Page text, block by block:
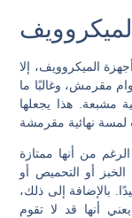
الميكروويف، إلا
مقرمش، وغالبًا ما
مشبعة. هذا يجعلها
من أنها ممتازة
الخبز أو التحميص أو
بالإضافة إلى ذلك،
أنها قد لا تقوم